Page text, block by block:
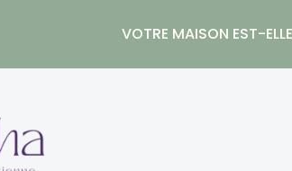
VOTRE MAISON EST-